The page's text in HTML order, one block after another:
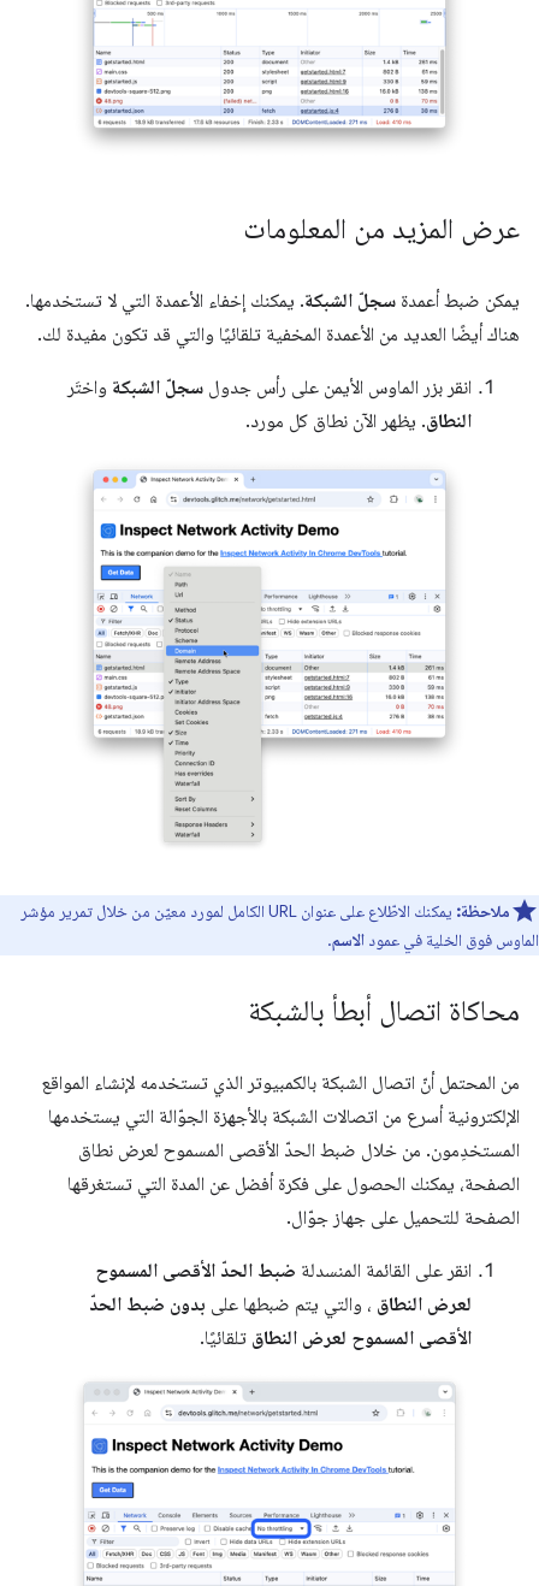
عرض المزيد من المعلومات
يمكن ضبط أعمدة سجلّ الشبكة. يمكنك إخفاء الأعمدة التي لا تستخدمها.
هناك أيضًا العديد من الأعمدة المخفية تلقائيًا والتي قد تكون مفيدة لك.
انقر بزر الماوس الأيمن على رأس جدول سجلّ الشبكة واختَر
النطاق. يظهر الآن نطاق كل مورد.
ملاحظة:
يمكنك الاطّلاع على عنوان URL الكامل لمورد معيّن من خلال تمرير مؤشر
الماوس فوق الخلية في عمود الاسم.
محاكاة اتصال أبطأ بالشبكة
من المحتمل أنّ اتصال الشبكة بالكمبيوتر الذي تستخدمه لإنشاء المواقع
الإلكترونية أسرع من اتصالات الشبكة بالأجهزة الجوّالة التي يستخدمها
المستخدِمون. من خلال ضبط الحدّ الأقصى المسموح لعرض نطاق
الصفحة، يمكنك الحصول على فكرة أفضل عن المدة التي تستغرقها
الصفحة للتحميل على جهاز جوّال.
انقر على القائمة المنسدلة ضبط الحدّ الأقصى المسموح
لعرض النطاق ، والتي يتم ضبطها على بدون ضبط الحدّ
الأقصى المسموح لعرض النطاق تلقائيًا.